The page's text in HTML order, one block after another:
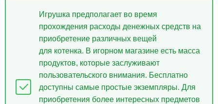
Игрушка предполагает во время
прохождения расходы денежных средств на
приобретение различных вещей
для котенка. В игорном магазине есть масса
продуктов, которые заслуживают
пользовательского внимания. Бесплатно
доступны самые простые экземпляры. Для
приобретения более интересных предметов